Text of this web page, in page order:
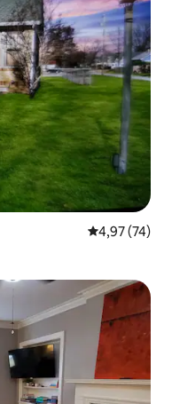
Середня
4,97 (74)